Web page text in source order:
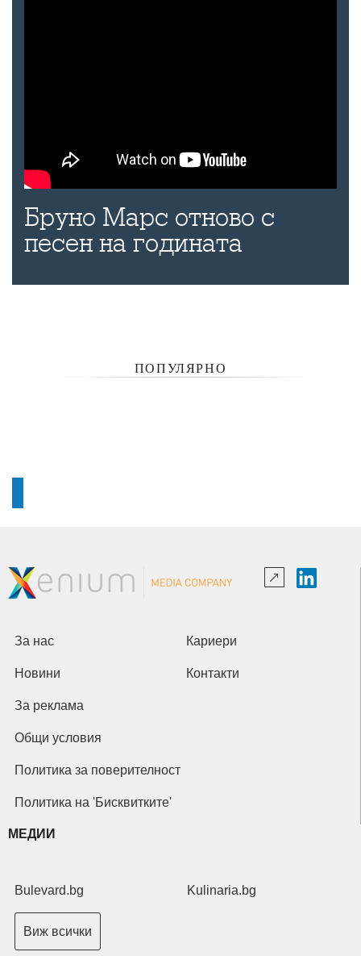
Бруно Марс отново с
песен на годината
ПОПУЛЯРНО
За нас Кариери
Новини Контакти
За реклама
Общи условия
Политика за поверителност
Политика на 'Бисквитките'
МЕДИИ
Bulevard.bg Kulinaria.bg
Виж всички